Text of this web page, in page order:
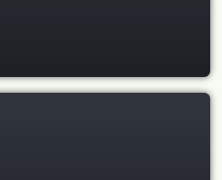
Покрытие маслом террасной